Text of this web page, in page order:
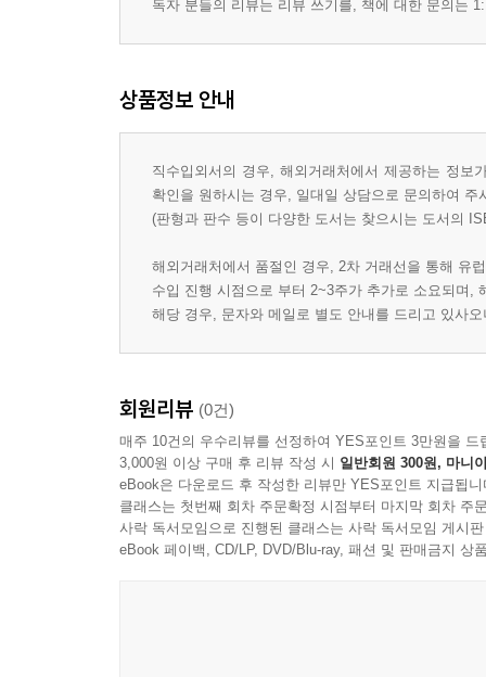
독자 분들의 리뷰는 리뷰 쓰기를, 책에 대한 문의는
상품정보 안내
직수입외서의 경우, 해외거래처에서 제공하는 정
확인을 원하시는 경우, 일대일 상담으로 문의하여 주
(판형과 판수 등이 다양한 도서는 찾으시는 도서의
해외거래처에서 품절인 경우, 2차 거래선을 통해 유
수입 진행 시점으로 부터 2~3주가 추가로 소요되며,
해당 경우, 문자와 메일로 별도 안내를 드리고 있사
회원리뷰 (0건)
매주 10건의 우수리뷰를 선정하여 YES포인트 3만원을 드
3,000원 이상 구매 후 리뷰 작성 시 일반회원 300원, 마니
eBook은 다운로드 후 작성한 리뷰만 YES포인트 지급됩니
클래스는 첫번째 회차 주문확정 시점부터 마지막 회차 주
사락 독서모임으로 진행된 클래스는 사락 독서모임 게시
eBook 페이백, CD/LP, DVD/Blu-ray, 패션 및 판매금지 상